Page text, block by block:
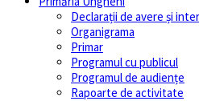
Declarații de avere și
Organigrama
Primar
Programul cu publicul
Programul de audiențe
Rapoarte de activitate